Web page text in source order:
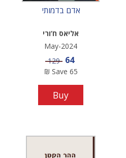
אדם בדמותי
אליאס ח‘ורי
May-2024
Sale price
64
Price
129
Save 65
₪
Buy